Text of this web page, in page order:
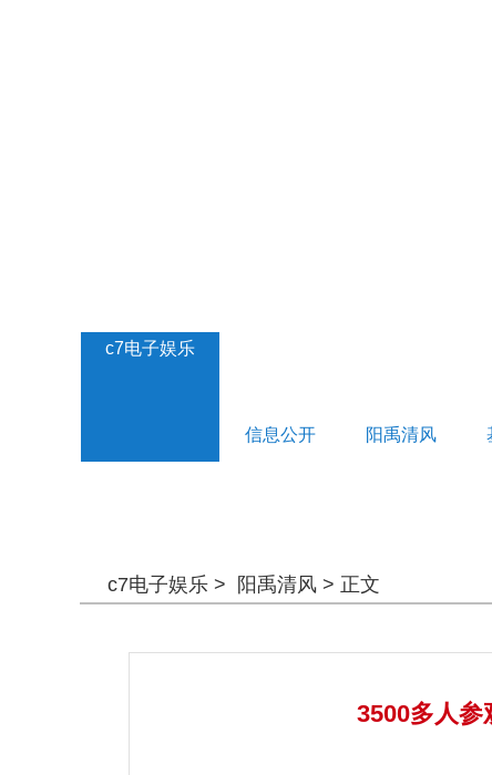
c7电子娱乐
信息公开 阳禹清风
c7电子娱乐 > 阳禹清风 > 正文
3500多人参